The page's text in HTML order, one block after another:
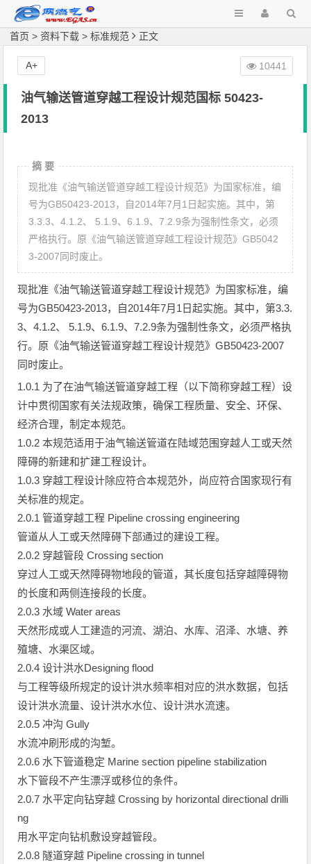
首页 >资料下载 >标准规范 正文
油气输送管道穿越工程设计规范国标 50423-
2013
摘 要
现批准《油气输送管道穿越工程设计规范》为国家标准，编
号为GB50423-2013，自2014年7月1日起实施。其中，第
3.3.3、4.1.2、 5.1.9、6.1.9、7.2.9条为强制性条文，必须
严格执行。原《油气输送管道穿越工程设计规范》GB5042
3-2007同时废止。
现批准《油气输送管道穿越工程设计规范》为国家标准，编
号为GB50423-2013，自2014年7月1日起实施。其中，第3.3.
3、4.1.2、 5.1.9、6.1.9、7.2.9条为强制性条文，必须严格执
行。原《油气输送管道穿越工程设计规范》GB50423-2007
同时废止。
1.0.1 为了在油气输送管道穿越工程（以下简称穿越工程）设
计中贯彻国家有关法规政策，确保工程质量、安全、环保、
经济合理，制定本规范。
1.0.2 本规范适用于油气输送管道在陆域范围穿越人工或天然
障碍的新建和扩建工程设计。
1.0.3 穿越工程设计除应符合本规范外，尚应符合国家现行有
关标准的规定。
2.0.1 管道穿越工程 Pipeline crossing engineering
管道从人工或天然障碍下部通过的建设工程。
2.0.2 穿越管段 Crossing section
穿过人工或天然障碍物地段的管道，其长度包括穿越障碍物
的长度和两侧连接段的长度。
2.0.3 水域 Water areas
天然形成或人工建造的河流、湖泊、水库、沼泽、水塘、养
殖塘、水渠区域。
2.0.4 设计洪水Designing flood
与工程等级所规定的设计洪水频率相对应的洪水数据，包括
设计洪水流量、设计洪水水位、设计洪水流速。
2.0.5 冲沟 Gully
水流冲刷形成的沟堑。
2.0.6 水下管道稳定 Marine section pipeline stabilization
水下管段不产生漂浮或移位的条件。
2.0.7 水平定向钻穿越 Crossing by horizontal directional drilli
ng
用水平定向钻机敷设穿越管段。
2.0.8 隧道穿越 Pipeline crossing in tunnel
10441
A+